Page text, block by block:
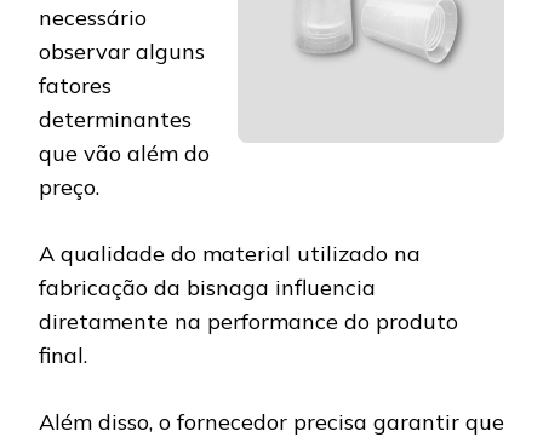
necessário
observar alguns
fatores
determinantes
que vão além do
preço.
A qualidade do material utilizado na
fabricação da bisnaga influencia
diretamente na performance do produto
final.
Além disso, o fornecedor precisa garantir que